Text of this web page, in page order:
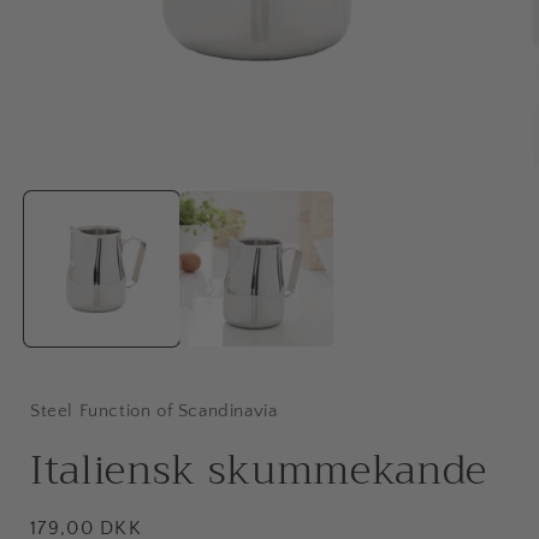
mediet
Steel Function of Scandinavia
Italiensk skummekande
Normalpris
179,00 DKK